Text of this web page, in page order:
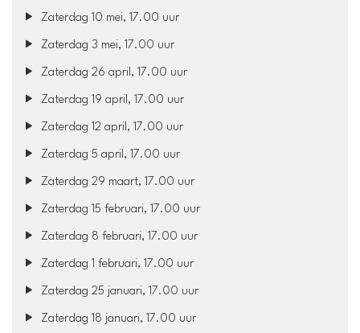
Zaterdag 10 mei, 17.00 uur
Zaterdag 3 mei, 17.00 uur
Zaterdag 26 april, 17.00 uur
Zaterdag 19 april, 17.00 uur
Zaterdag 12 april, 17.00 uur
Zaterdag 5 april, 17.00 uur
Zaterdag 29 maart, 17.00 uur
Zaterdag 15 februari, 17.00 uur
Zaterdag 8 februari, 17.00 uur
Zaterdag 1 februari, 17.00 uur
Zaterdag 25 januari, 17.00 uur
Zaterdag 18 januari, 17.00 uur